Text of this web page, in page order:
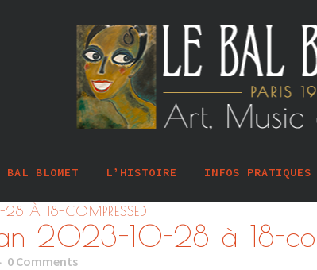
BAL BLOMET L’HISTOIRE INFOS PRATIQUES
À 18-COMPRESSED
2023-10-28 à 18-
0 Comments